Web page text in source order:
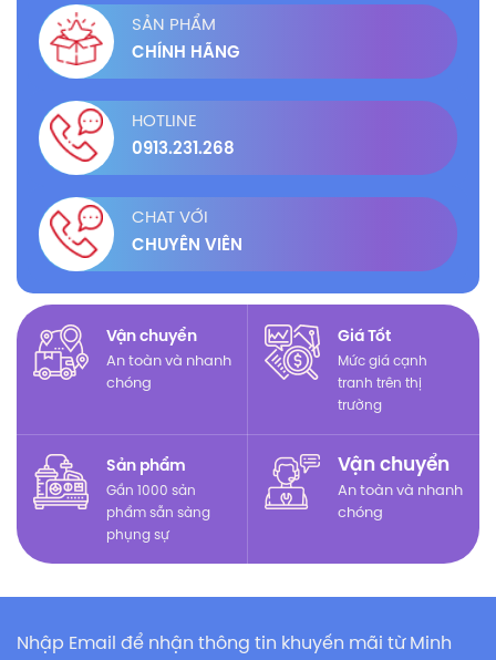
SẢN PHẨM
CHÍNH HÃNG
HOTLINE
0913.231.268
CHAT VỚI
CHUYÊN VIÊN
Vận chuyển
An toàn và nhanh
chóng
Giá Tốt
Mức giá cạnh
tranh trên thị
trường
Sản phẩm
Gần 1000 sản
phẩm sẵn sàng
phụng sự
Vận chuyển
An toàn và nhanh
chóng
Nhập Email để nhận thông tin khuyến mãi từ Minh